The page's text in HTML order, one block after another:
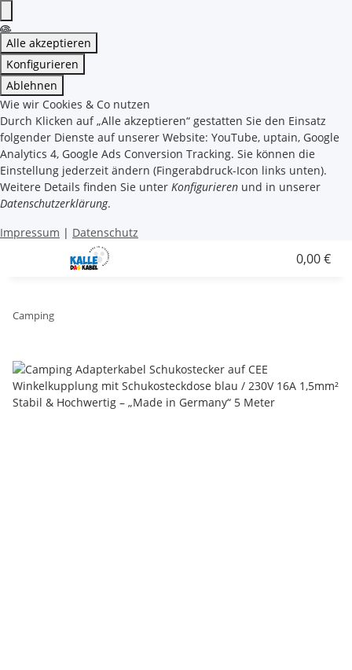
Alle akzeptieren
Konfigurieren
Ablehnen
Wie wir Cookies & Co nutzen
Durch Klicken auf „Alle akzeptieren“ gestatten Sie den Einsatz
folgender Dienste auf unserer Website: YouTube, uptain, Google
Analytics 4, Google Ads Conversion Tracking. Sie können die
Einstellung jederzeit ändern (Fingerabdruck-Icon links unten).
Weitere Details finden Sie unter Konfigurieren und in unserer
Datenschutzerklärung.
Impressum | Datenschutz
0,00 €
Camping